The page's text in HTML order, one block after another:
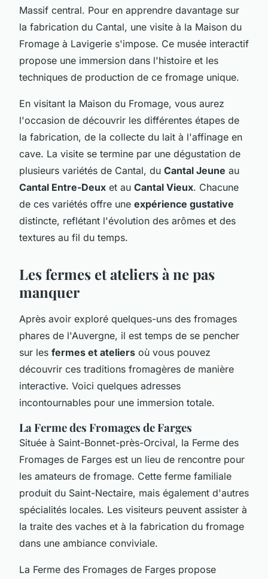
Massif central. Pour en apprendre davantage sur
la fabrication du Cantal, une visite à la Maison du
Fromage à Lavigerie s'impose. Ce musée interactif
propose une immersion dans l'histoire et les
techniques de production de ce fromage unique.
En visitant la Maison du Fromage, vous aurez
l'occasion de découvrir les différentes étapes de
la fabrication, de la collecte du lait à l'affinage en
cave. La visite se termine par une dégustation de
plusieurs variétés de Cantal, du Cantal Jeune au
Cantal Entre-Deux et au Cantal Vieux. Chacune
de ces variétés offre une expérience gustative
distincte, reflétant l'évolution des arômes et des
textures au fil du temps.
Les fermes et ateliers à ne pas
manquer
Après avoir exploré quelques-uns des fromages
phares de l'Auvergne, il est temps de se pencher
sur les fermes et ateliers où vous pouvez
découvrir ces traditions fromagères de manière
interactive. Voici quelques adresses
incontournables pour une immersion totale.
La Ferme des Fromages de Farges
Située à Saint-Bonnet-près-Orcival, la Ferme des
Fromages de Farges est un lieu de rencontre pour
les amateurs de fromage. Cette ferme familiale
produit du Saint-Nectaire, mais également d'autres
spécialités locales. Les visiteurs peuvent assister à
la traite des vaches et à la fabrication du fromage
dans une ambiance conviviale.
La Ferme des Fromages de Farges propose